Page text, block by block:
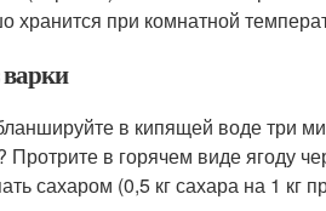
при комнатной
в кипящей воде три
в горячем виде ягоду
сахаром (0,5 кг сахара на 1 кг